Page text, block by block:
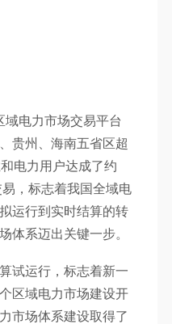
电力市场交易平台
贵州、海南五省区超
电力用户达成了约
，标志着我国全域电
运行到实时结算的转
体系迈出关键一步。
试运行，标志着新一
区域电力市场建设开
市场体系建设取得了